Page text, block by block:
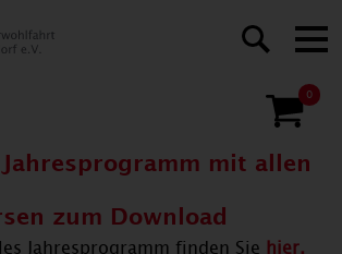
0
mit allen
zum Download
Jahresprogramm finden Sie hier.